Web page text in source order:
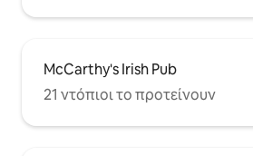
McCarthy's Irish Pub
21 ντόπιοι το προτείνουν